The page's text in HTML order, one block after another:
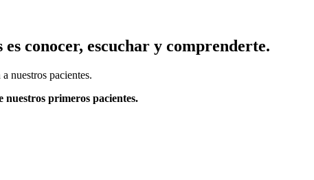
conocer, escuchar y comprenderte.
nuestros pacientes.
nuestros primeros pacientes.